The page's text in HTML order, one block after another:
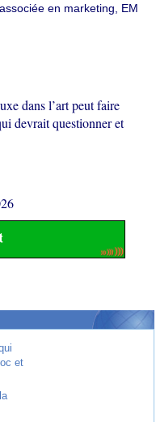
en marketing, EM
dans l’art peut faire
devrait questionner et
et